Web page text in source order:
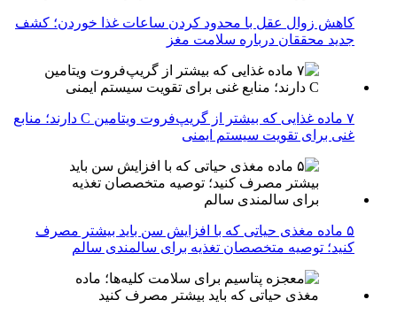
کاهش زوال عقل با محدود کردن ساعات غذا خوردن؛ کشف
جدید محققان درباره سلامت مغز
۷ ماده غذایی که بیشتر از گریپ‌فروت ویتامین C دارند؛ منابع
غنی برای تقویت سیستم ایمنی
۵ ماده مغذی حیاتی که با افزایش سن باید بیشتر مصرف
کنید؛ توصیه متخصصان تغذیه برای سالمندی سالم